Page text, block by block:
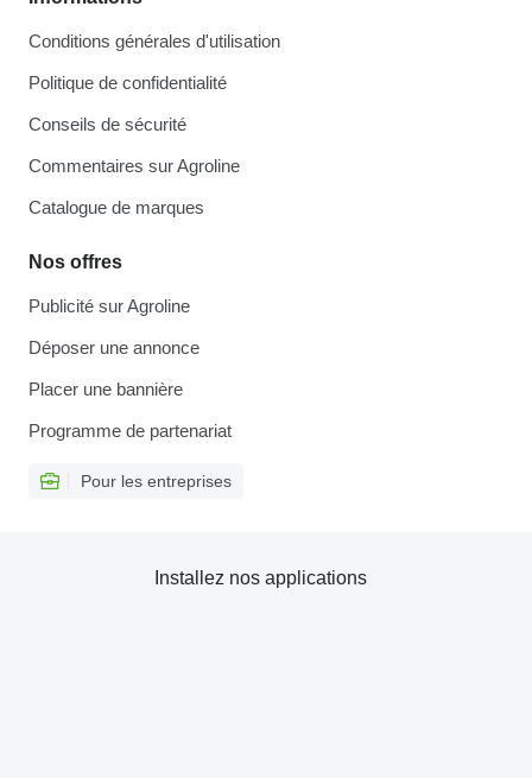
Conditions générales d'utilisation
Politique de confidentialité
Conseils de sécurité
Commentaires sur Agroline
Catalogue de marques
Nos offres
Publicité sur Agroline
Déposer une annonce
Placer une bannière
Programme de partenariat
Pour les entreprises
Installez nos applications